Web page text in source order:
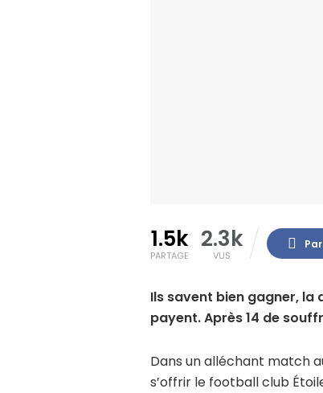
1.5k
PARTAGE
2.3k
VUS
Ils savent bien gagner,
payent. Après 14 de
Dans un alléchant match
s’offrir le football club